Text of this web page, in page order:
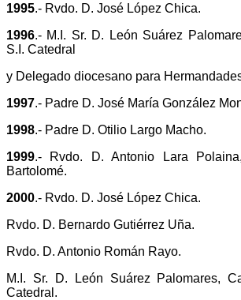
1995.- Rvdo. D. José López Chica.
1996.- M.I. Sr. D. León Suárez
S.I. Catedral
y Delegado diocesano para
1997.- Padre D. José María González
1998.- Padre D. Otilio Largo Macho.
1999.- Rvdo. D. Antonio Lara
Bartolomé.
2000.- Rvdo. D. José López Chica.
Rvdo. D. Bernardo Gutiérrez Uña.
Rvdo. D. Antonio Román Rayo.
M.I. Sr. D. León Suárez Palomares,
Catedral.